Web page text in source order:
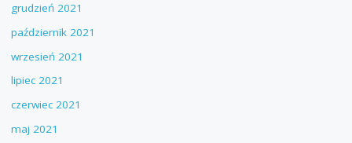
grudzień 2021
październik 2021
wrzesień 2021
lipiec 2021
czerwiec 2021
maj 2021